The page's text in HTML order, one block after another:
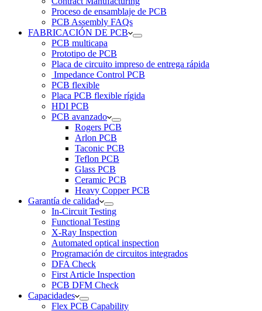
Proceso de ensamblaje de PCB
PCB Assembly FAQs
FABRICACIÓN DE PCB
PCB multicapa
Prototipo de PCB
Placa de circuito impreso de entrega rápida
Impedance Control PCB
PCB flexible
Placa PCB flexible rígida
HDI PCB
PCB avanzado
Rogers PCB
Arlon PCB
Taconic PCB
Teflon PCB
Glass PCB
Ceramic PCB
Heavy Copper PCB
Garantía de calidad
In-Circuit Testing
Functional Testing
X-Ray Inspection
Automated optical inspection
Programación de circuitos integrados
DFA Check
First Article Inspection
PCB DFM Check
Capacidades
Flex PCB Capability